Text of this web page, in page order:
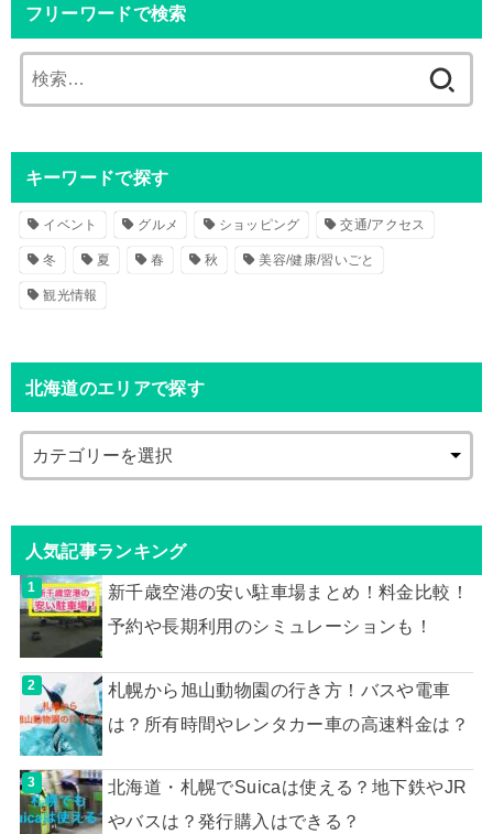
フリーワードで検索
索
キーワードで探す
イベント グルメ ショッピング 交通/アクセス
冬 夏 春 秋 美容/健康/習いごと
観光情報
北海道のエリアで探す
人気記事ランキング
新千歳空港の安い駐車場まとめ！料金比較！
予約や長期利用のシミュレーションも！
札幌から旭山動物園の行き方！バスや電車
は？所有時間やレンタカー車の高速料金は？
北海道・札幌でSuicaは使える？地下鉄やJR
やバスは？発行購入はできる？